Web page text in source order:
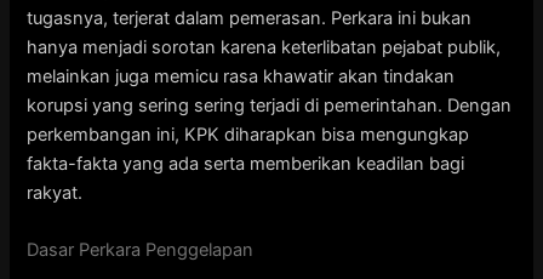
tugasnya, terjerat dalam pemerasan. Perkara ini bukan
hanya menjadi sorotan karena keterlibatan pejabat publik,
melainkan juga memicu rasa khawatir akan tindakan
korupsi yang sering sering terjadi di pemerintahan. Dengan
perkembangan ini, KPK diharapkan bisa mengungkap
fakta-fakta yang ada serta memberikan keadilan bagi
rakyat.
Dasar Perkara Penggelapan